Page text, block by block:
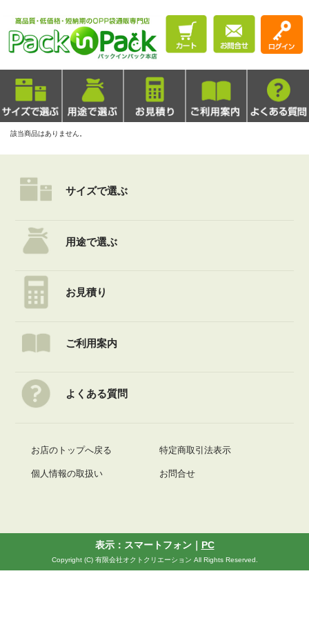
該当商品はありません。
サイズで選ぶ
用途で選ぶ
お見積り
ご利用案内
よくある質問
お店のトップへ戻る 特定商取引法表示
個人情報の取扱い お問合せ
表示：スマートフォン｜ PC
Copyright (C) 有限会社オクトクリエーション All Rights Reserved.